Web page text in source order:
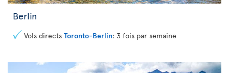
Berlin
Vols directs Toronto-Berlin: 3 fois par semaine